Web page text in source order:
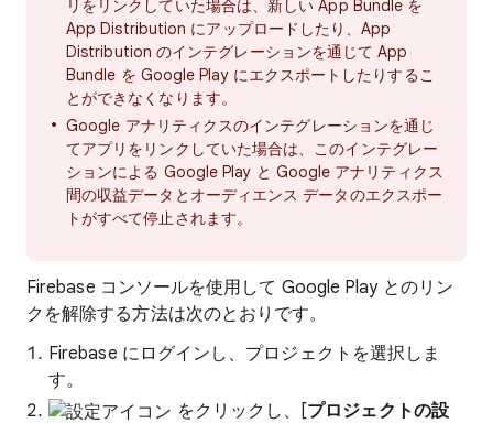
リをリンクしていた場合は、新しい App Bundle を
App Distribution にアップロードしたり、App
Distribution のインテグレーションを通じて App
Bundle を Google Play にエクスポートしたりするこ
とができなくなります。
Google アナリティクスのインテグレーションを通じ
てアプリをリンクしていた場合は、このインテグレー
ションによる Google Play と Google アナリティクス
間の収益データとオーディエンス データのエクスポー
トがすべて停止されます。
Firebase コンソールを使用して Google Play とのリン
クを解除する方法は次のとおりです。
Firebase にログインし、プロジェクトを選択しま
す。
をクリックし、[プロジェクトの設